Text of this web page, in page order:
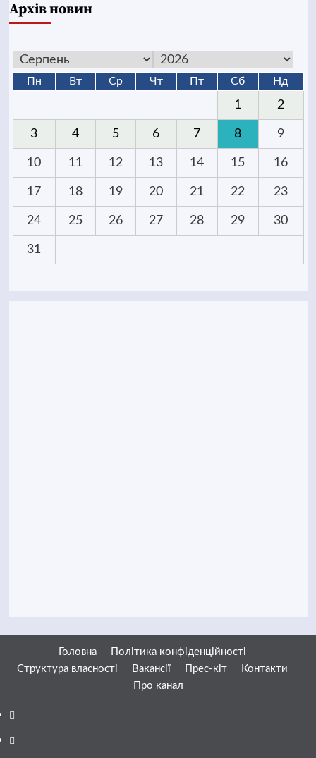
Архів новин
Пн Вт Ср Чт Пт Сб Нд
1 2
3 4 5 6 7 8 9
10 11 12 13 14 15 16
17 18 19 20 21 22 23
24 25 26 27 28 29 30
31
Головна
Політика конфіденційності
Структура власності
Вакансії Прес-кіт
Контакти
Про канал
Facebook
YouTube